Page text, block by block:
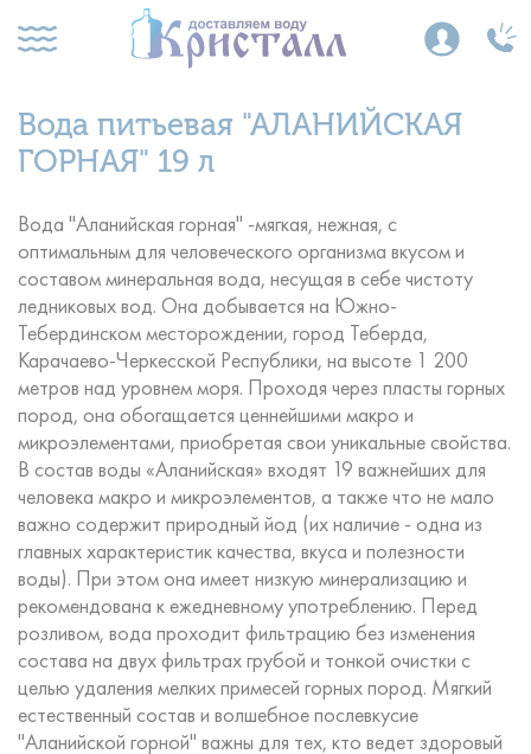
Вода питьевая "АЛАНИЙСКАЯ
ГОРНАЯ" 19 л
Вода "Аланийская горная" -мягкая, нежная, с
составом минеральная вода, несущая в себе чистоту
ледниковых вод. Она добывается на Южно-
Тебердинском месторождении, город Теберда,
Карачаево-Черкесской Республики, на высоте 1 200
метров над уровнем моря. Проходя через пласты горных
пород, она обогащается ценнейшими макро и
микроэлементами, приобретая свои уникальные свойства.
В состав воды «Аланийская» входят 19 важнейших для
важно содержит природный йод (их наличие - одна из
воды). При этом она имеет низкую минерализацию и
рекомендована к ежедневному употреблению. Перед
розливом, вода проходит фильтрацию без изменения
состава на двух фильтрах грубой и тонкой очистки с
целью удаления мелких примесей горных пород. Мягкий
естественный состав и волшебное послевкусие
"Аланийской горной" важны для тех, кто ведет здоровый